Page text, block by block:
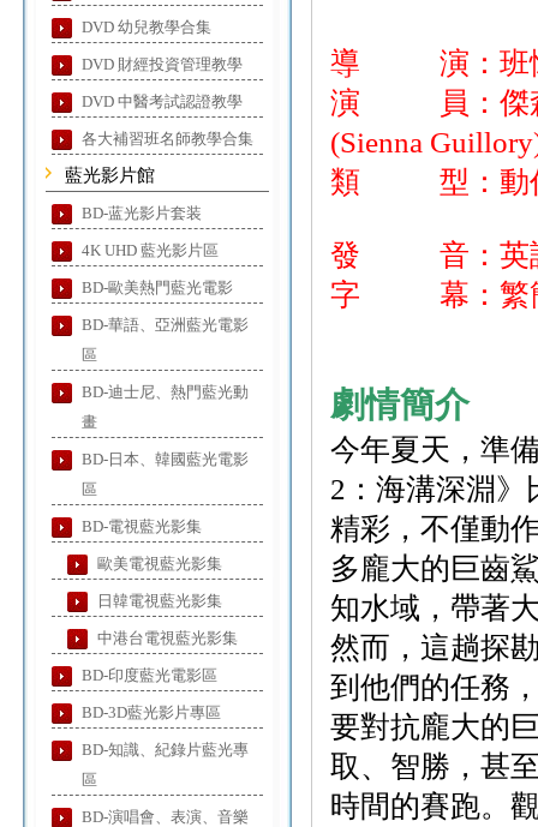
DVD 幼兒教學合集
DVD 財經投資管理教學
DVD 中醫考試認證教學
各大補習班名師教學合集
藍光影片館
BD-蓝光影片套装
4K UHD 藍光影片區
BD-歐美熱門藍光電影
BD-華語、亞洲藍光電影
區
BD-迪士尼、熱門藍光動
畫
BD-日本、韓國藍光電影
區
BD-電視藍光影集
歐美電視藍光影集
日韓電視藍光影集
中港台電視藍光影集
BD-印度藍光電影區
BD-3D藍光影片專區
BD-知識、紀錄片藍光專
區
BD-演唱會、表演、音樂
導 演：班懷
演 員：傑森
(Sienna
類 型：動作
發 音：
字 幕：繁
劇情簡介
今年夏天，準
2：海溝深淵》
精彩，不僅動
多龐大的巨齒
知水域，帶著
然而，這趟探
到他們的任務
要對抗龐大的
取、智勝，甚
時間的賽跑。